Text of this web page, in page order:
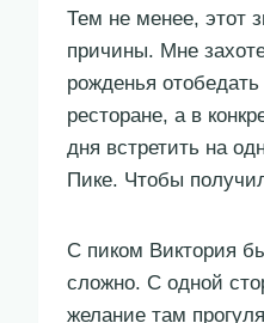
Тем не менее, этот
причины. Мне
рожденья
ресторане, а в
дня встретить на
Пике. Чтобы
С пиком Виктория
сложно. С одной
желание там